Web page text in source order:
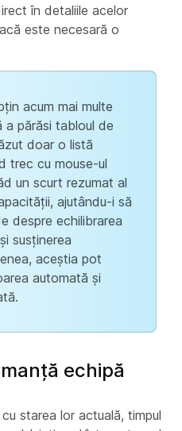
în detaliile acelor
este necesară o
acum mai multe
a părăsi tabloul de
doar o listă
trec cu mouse-ul
un scurt rezumat al
ajutându-i să
despre echilibrarea
susținerea
aceștia pot
automată și
echipă
starea lor actuală, timpul